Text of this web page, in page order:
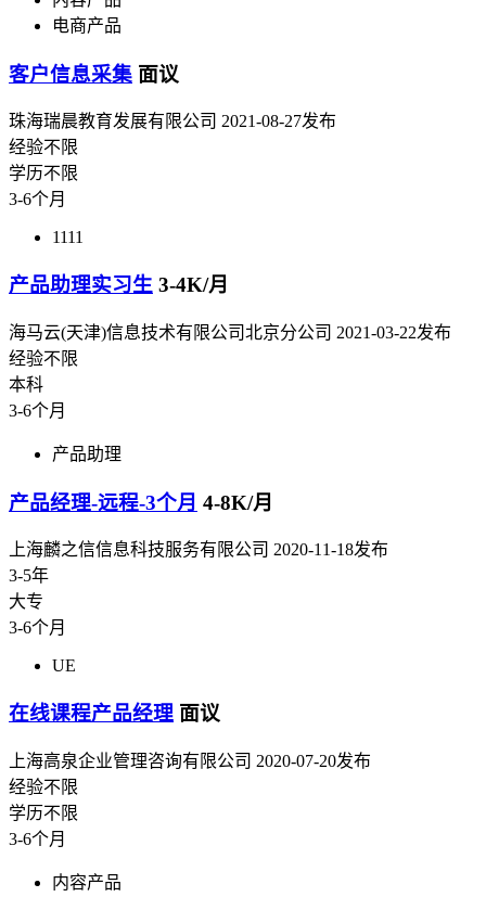
电商产品
客户信息采集 面议
珠海瑞晨教育发展有限公司 2021-08-27发布
经验不限
学历不限
3-6个月
1111
产品助理实习生 3-4K/月
海马云(天津)信息技术有限公司北京分公司 2021-03-22发布
经验不限
本科
3-6个月
产品助理
产品经理-远程-3个月 4-8K/月
上海麟之信信息科技服务有限公司 2020-11-18发布
3-5年
大专
3-6个月
UE
在线课程产品经理 面议
上海高泉企业管理咨询有限公司 2020-07-20发布
经验不限
学历不限
3-6个月
内容产品